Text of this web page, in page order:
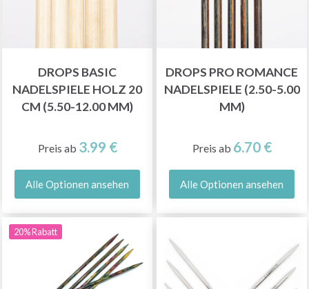
DROPS BASIC
NADELSPIELE HOLZ 20
CM (5.50-12.00 MM)
Preis ab 3.99 €
Alle Optionen ansehen
DROPS PRO ROMANCE
NADELSPIELE (2.50-5.00
MM)
Preis ab 6.70 €
Alle Optionen ansehen
20% Rabatt